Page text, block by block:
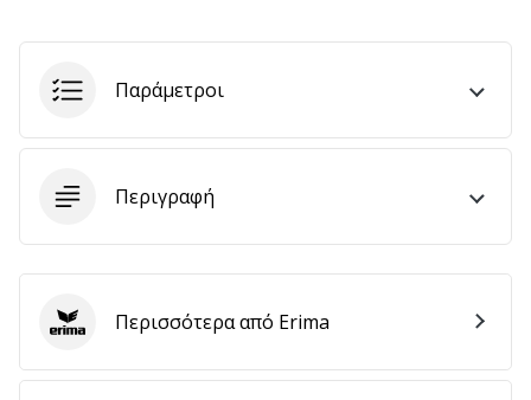
όλων
άρθρων
Παράμετροι
Περιγραφή
ErimaΠερισσότερα από Erima